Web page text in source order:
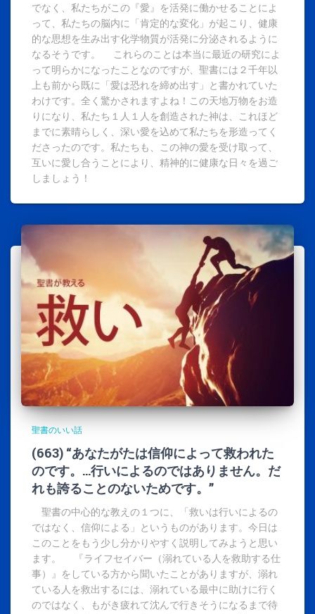
でなく、私たちがこの『愛』を活発に働かせることによ
って、私たちの脳内に「肯定的な変化」が起こり、健康
的な思想を生み出す化学物質が活発に分泌されるように
なるそうです。 これらのことは本当に最近の研究によ
って明らかになったことなのですが、聖書には２千年以
上も前から既に「愛は恐れを締め出す」と書かれていた
わけです。全く驚かされますよね！この天地万物をお造
りになり、私たち１人１人を創造された神は、これほど
までに素晴らしく、深い愛を込めて私たちを形造ってく
ださったのです。私たちも、この神の愛を受け取って、
互いに愛し合うことにより、精神的に健康な日々を過ご
しましょう！
聖書のいい話
(663) “あなたがたは信仰によって救われた
のです。…行いによるのではありません。だ
れも誇ることのないためです。”
聖書の中心的な教えの１つに、「救いは行いによるの
ではなく、信仰による」というものがあります。今日は
このことをもう少し分かりやすく説明してみようと思い
ます。 『ライフセイバー（溺れている人を救助する仕
事）』をしている方から聞いたことがありますが、溺れ
ている人を救出するには、溺れている最中に助けに行く
のではなく、もがき疲れて沈んで行きそうになるまで待